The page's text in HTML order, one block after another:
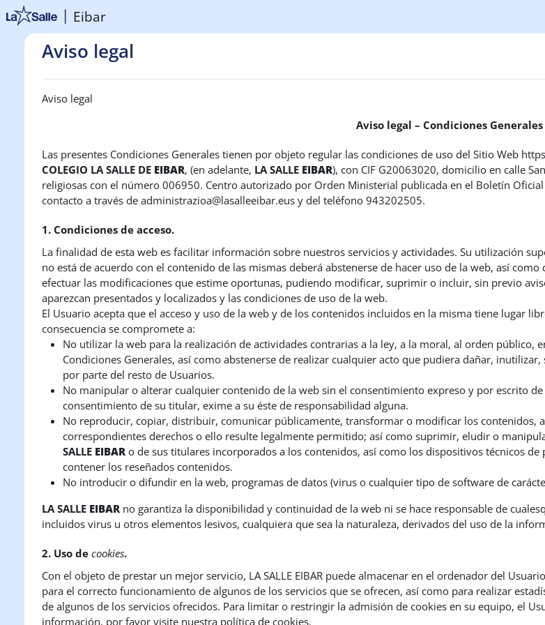
Salta al contenido principal
Eibar
Aviso legal
Aviso legal
Aviso legal – Condiciones Generales
Las presentes Condiciones Generales tienen por objeto regular las condiciones de uso del Sitio Web
COLEGIO LA SALLE DE EIBAR, (en adelante, LA SALLE EIBAR), con CIF G20063020, domicilio en calle
religiosas con el número 006950. Centro autorizado por Orden Ministerial publicada en el Boletín
contacto a través de administrazioa@lasalleeibar.eus y del teléfono 943202505.
1. Condiciones de acceso.
La finalidad de esta web es facilitar información sobre nuestros servicios y actividades. Su utilización
no está de acuerdo con el contenido de las mismas deberá abstenerse de hacer uso de la web, así
efectuar las modificaciones que estime oportunas, pudiendo modificar, suprimir o incluir, sin previo
aparezcan presentados y localizados y las condiciones de uso de la web.
El Usuario acepta que el acceso y uso de la web y de los contenidos incluidos en la misma tiene lugar
consecuencia se compromete a:
No utilizar la web para la realización de actividades contrarias a la ley, a la moral, al orden público,
Condiciones Generales, así como abstenerse de realizar cualquier acto que pudiera dañar,
por parte del resto de Usuarios.
No manipular o alterar cualquier contenido de la web sin el consentimiento expreso y por escrito
consentimiento de su titular, exime a su éste de responsabilidad alguna.
No reproducir, copiar, distribuir, comunicar públicamente, transformar o modificar los contenidos,
correspondientes derechos o ello resulte legalmente permitido; así como suprimir, eludir o
SALLE EIBAR o de sus titulares incorporados a los contenidos, así como los dispositivos técnicos
contener los reseñados contenidos.
No introducir o difundir en la web, programas de datos (virus o cualquier tipo de software de
LA SALLE EIBAR no garantiza la disponibilidad y continuidad de la web ni se hace responsable de
incluidos virus u otros elementos lesivos, cualquiera que sea la naturaleza, derivados del uso de la
2. Uso de cookies.
Con el objeto de prestar un mejor servicio, LA SALLE EIBAR puede almacenar en el ordenador del
para el correcto funcionamiento de algunos de los servicios que se ofrecen, así como para realizar
de algunos de los servicios ofrecidos. Para limitar o restringir la admisión de cookies en su equipo, el
información, por favor visite nuestra política de cookies.